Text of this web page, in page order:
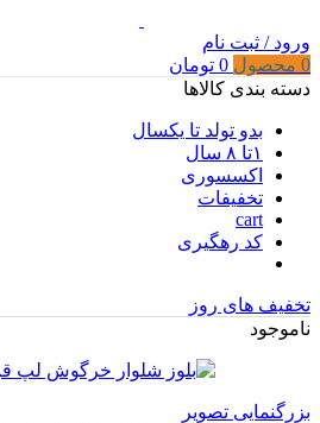
ورود / ثبت نام
0 محصول 0 تومان
دسته بندی کالاها
بدو تولد تا یکسال
۱تا ۸ سال
اکسسوری
تخفیفات
cart
کد رهگیری
تخفیف های روز
ناموجود
بزرگنمایی تصویر